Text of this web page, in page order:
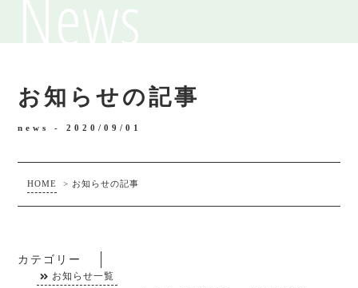
お知らせの記事
news -2020/09/01
HOME > お知らせの記事
カテゴリー
お知らせ一覧